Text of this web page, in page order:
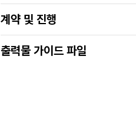
계약 및 진행
출력물 가이드 파일